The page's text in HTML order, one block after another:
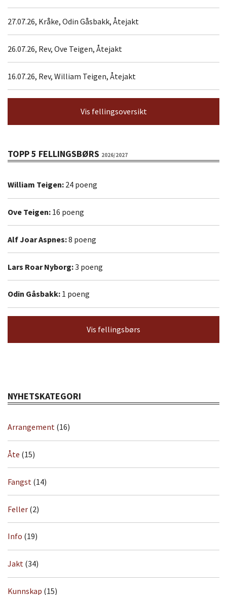
27.07.26, Kråke, Odin Gåsbakk, Åtejakt
26.07.26, Rev, Ove Teigen, Åtejakt
16.07.26, Rev, William Teigen, Åtejakt
Vis fellingsoversikt
TOPP 5 FELLINGSBØRS 2026/2027
William Teigen: 24 poeng
Ove Teigen: 16 poeng
Alf Joar Aspnes:8 poeng
Lars Roar Nyborg:3 poeng
Odin Gåsbakk: 1 poeng
Vis fellingsbørs
NYHETSKATEGORI
Arrangement (16)
Åte (15)
Fangst (14)
Feller (2)
Info (19)
Jakt (34)
Kunnskap (15)